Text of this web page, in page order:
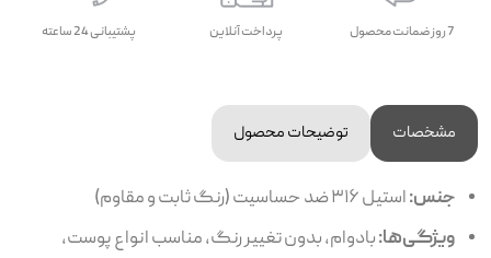
7 روز ضمانت محصول پرداخت آنلاین پشتیبانی 24 ساعته
مشخصات توضیحات محصول
جنس:استیل ۳۱۶ ضد حساسیت (رنگ ثابت و مقاوم)
ویژگی‌ها:بادوام، بدون تغییر رنگ، مناسب انواع پوست،